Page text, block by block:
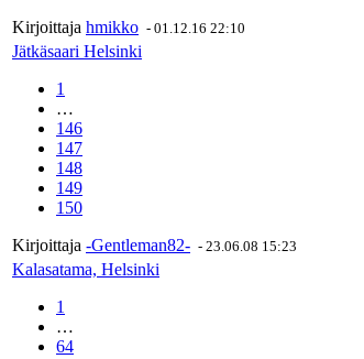
Kirjoittaja hmikko - 01.12.16 22:10
Jätkäsaari Helsinki
1
…
146
147
148
149
150
Kirjoittaja -Gentleman82- - 23.06.08 15:23
Kalasatama, Helsinki
1
…
64